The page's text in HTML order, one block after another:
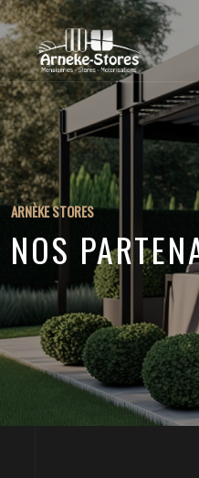
ARNÈKE STORES
NOS